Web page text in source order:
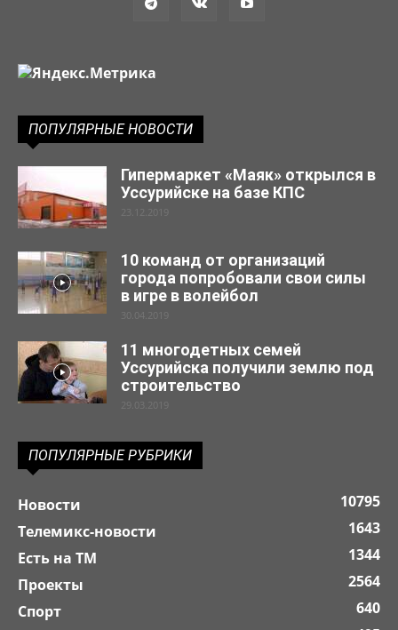
ПОПУЛЯРНЫЕ НОВОСТИ
Гипермаркет «Маяк» открылся в
Уссурийске на базе КПС
23.12.2019
10 команд от организаций
города попробовали свои силы
в игре в волейбол
30.04.2019
11 многодетных семей
Уссурийска получили землю под
строительство
29.03.2019
ПОПУЛЯРНЫЕ РУБРИКИ
Новости
10795
Телемикс-новости
1643
Есть на ТМ
1344
Проекты
2564
Спорт
640